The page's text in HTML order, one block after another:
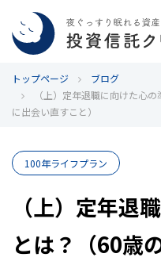
カウンセリング
ブログ
代表カン・チュンド
投資信託クリニックとは
インデックス投資の特徴
トップページ
ブログ
（上）定年退職に向けた心
に出会い直すこと）
100年ライフプラン
（上）定年退
とは？（60歳